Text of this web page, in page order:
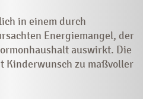
in einem durch
Energiemangel, der
auswirkt. Die
Kinderwunsch zu maßvoller